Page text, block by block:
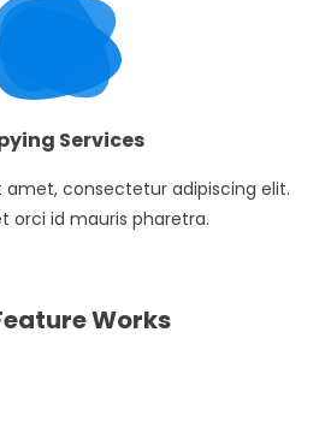
Services
amet, consectetur adipiscing elit.
orci id mauris pharetra.
Works